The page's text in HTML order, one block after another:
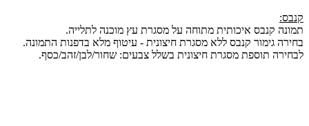
קנבס:
תמונה קנבס איכותית מתוחה על מסגרת עץ מוכנה לתלייה.
בחירה גימור קנבס ללא מסגרת חיצונית - עיטוף מלא בדפנות התמונה.
לבחירה תוספת מסגרת חיצונית בשלל צבעים: שחור/לבן/זהב/כסף.